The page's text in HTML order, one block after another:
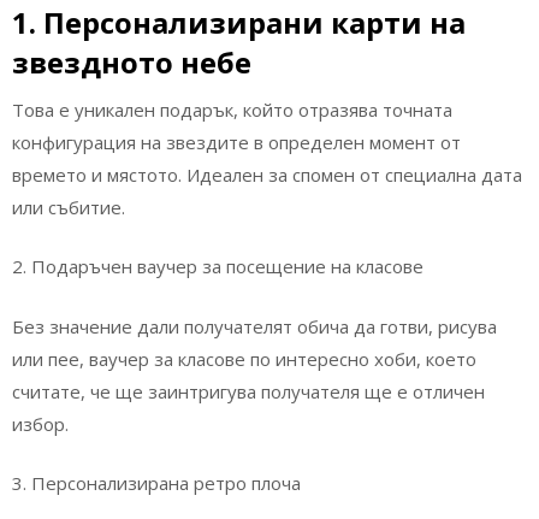
1. Персонализирани карти на
звездното небе
Това е уникален подарък, който отразява точната
конфигурация на звездите в определен момент от
времето и мястото. Идеален за спомен от специална дата
или събитие.
2. Подаръчен ваучер за посещение на класове
Без значение дали получателят обича да готви, рисува
или пее, ваучер за класове по интересно хоби, което
считате, че ще заинтригува получателя ще е отличен
избор.
3. Персонализирана ретро плоча